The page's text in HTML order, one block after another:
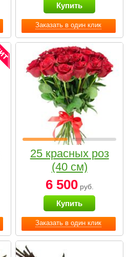
Заказать в один клик
Купить
Заказать в один клик
25 красных роз
(40 см)
6 500руб.
Купить